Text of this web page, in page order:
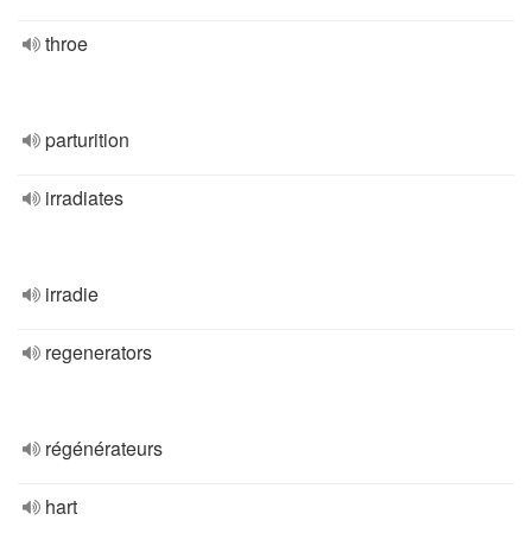
throe
parturition
irradiates
irradie
regenerators
régénérateurs
hart